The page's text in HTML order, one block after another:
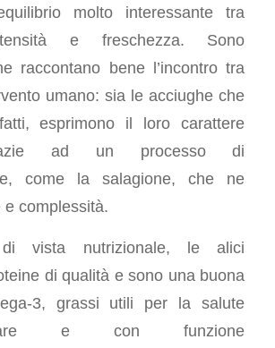
molto interessante tra
e freschezza. Sono
raccontano bene l’incontro tra
umano: sia le acciughe che
esprimono il loro carattere
ad un processo di
come la salagione, che ne
complessità.
vista nutrizionale, le alici
di qualità e sono una buona
3, grassi utili per la salute
e con funzione